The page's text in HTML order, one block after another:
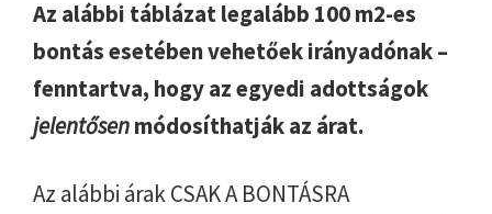
Az alábbi táblázat legalább 100 m2-es
bontás esetében vehetőek irányadónak –
fenntartva, hogy az egyedi adottságok
jelentősenmódosíthatják az árat.
Az alábbi árak CSAK A BONTÁSRA